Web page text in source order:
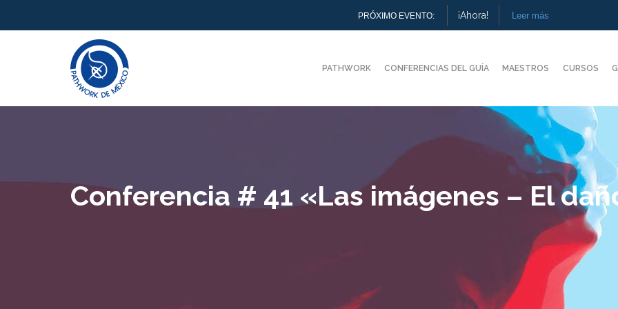
PRÓXIMO EVENTO: ¡Ahora! Leer más
PATHWORK CONFERENCIAS DEL GUÍA MAESTROS CURSOS
Conferencia # 41 «Las imágenes – El